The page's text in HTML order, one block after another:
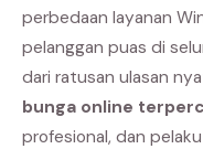
perbedaan layanan
pelanggan puas di
dari ratusan ulasan
bunga online
profesional, dan